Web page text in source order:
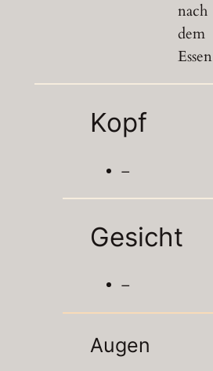
nach
dem
Essen
Kopf
–
Gesicht
–
Augen